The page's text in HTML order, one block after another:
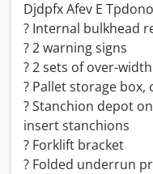
Djdpfx Afev E
? Internal bulkhead
? 2 warning signs
? 2 sets of over-
? Pallet storage box,
? Stanchion depot
insert stanchions
? Forklift bracket
? Folded underrun